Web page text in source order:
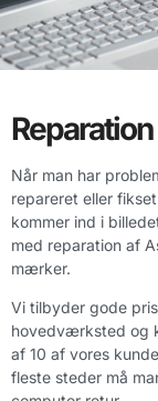
Når man har
repareret eller
kommer ind i
med reparation af
mærker.
Vi tilbyder gode
hovedværksted og
af 10 af vores
fleste steder må